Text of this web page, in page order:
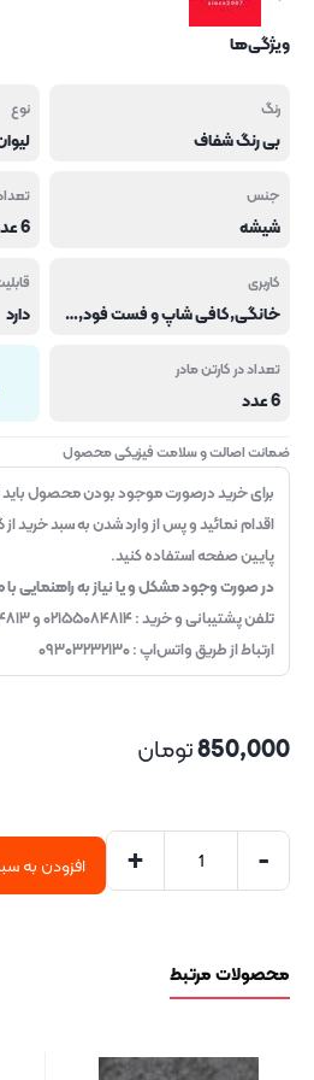
ویژگی‌ها
رنگ
بی رنگ شفاف
نوع
جنس
شیشه 6 عدد
کاربری
خانگی,کافی شاپ و فست فود,هتل و رستوران دارد
تعداد در کارتن مادر
6 عدد
ضمانت اصالت و سلامت فیزیکی محصول
برای خرید درصورت موجود بودن محصول
اقدام نمائید و پس از وارد شدن به سبد خرید
پایین صفحه استفاده کنید.
در صورت وجود مشکل و یا نیاز به راهنمایی
تلفن پشتیبانی و خرید : ۰۲۱۵۵۰۸۴۸۱۴ و ۰۲۱۵۵۰۸۴۸۱۳
ارتباط از طریق واتس‌اپ : ۰۹۳۰۳۲۳۲۱۳۰
850,000تومان
-
+ افزودن به
محصولات مرتبط